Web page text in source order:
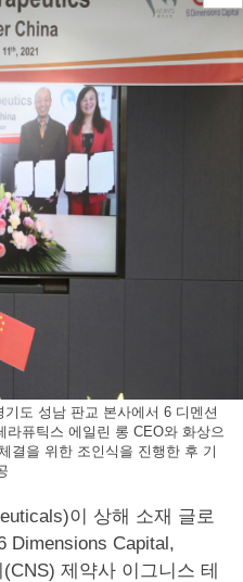
도 성남 판교 본사에서 6 디멘션
퓨틱스 에일린 롱 CEO와 화상으
결을 위한 조인식을 진행한 후 기
이 상해 소재 글로
Dimensions Capital,
제약사 이그니스 테